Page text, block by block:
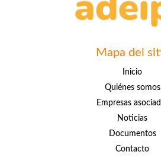
Mapa del
Inicio
Quiénes somos
Empresas
Noticias
Documentos
Contacto